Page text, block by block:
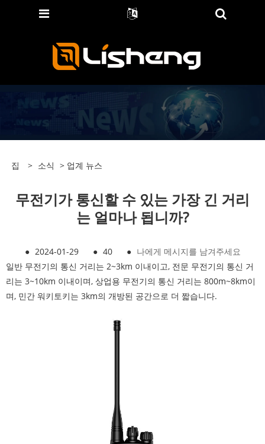
집 > 소식 > 업계 뉴스
무전기가 통신할 수 있는 가장 긴 거리
는 얼마나 됩니까?
● 2024-01-29 ● 40 ● 나에게 메시지를 남겨주세요
일반 무전기의 통신 거리는 2~3km 이내이고, 전문 무전기의 통신 거
리는 3~10km 이내이며, 상업용 무전기의 통신 거리는 800m~8km이
며, 민간 워키토키는 3km의 개방된 공간으로 더 짧습니다.